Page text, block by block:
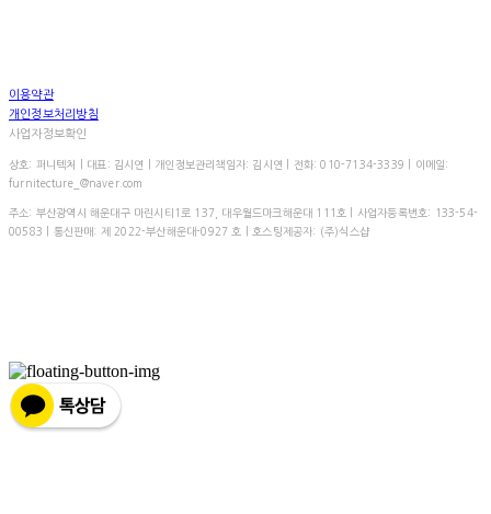
이용약관
개인정보처리방침
사업자정보확인
상호: 퍼니텍처 | 대표: 김시연 | 개인정보관리책임자: 김시연 | 전화: 010-7134-3339 | 이메일:
furnitecture_@naver.com
주소: 부산광역시 해운대구 마린시티1로 137, 대우월드마크해운대 111호 | 사업자등록번호: 133-54-
00583 | 통신판매: 제 2022-부산해운대-0927 호 | 호스팅제공자: (주)식스샵